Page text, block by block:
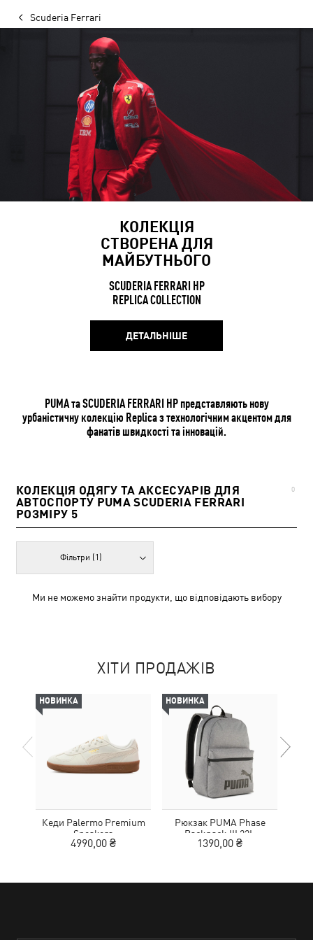
Scuderia Ferrari
КОЛЕКЦІЯ
СТВОРЕНА ДЛЯ
МАЙБУТНЬОГО
SCUDERIA FERRARI HP
REPLICA COLLECTION
ДЕТАЛЬНІШЕ
PUMA та SCUDERIA FERRARI HP представляють нову
урбаністичну колекцію Replica з технологічним акцентом для
фанатів швидкості та інновацій.
КОЛЕКЦІЯ ОДЯГУ ТА АКСЕСУАРІВ ДЛЯ
АВТОСПОРТУ PUMA SCUDERIA FERRARI
РОЗМІРУ 5
0
Фільтри (1)
Ми не можемо знайти продукти, що відповідають вибору
ХІТИ ПРОДАЖІВ
НОВИНКА
Кеди Palermo Premium
Sneakers
4990,00 ₴
НОВИНКА
Рюкзак PUMA Phase
Backpack III 22L
1390,00 ₴